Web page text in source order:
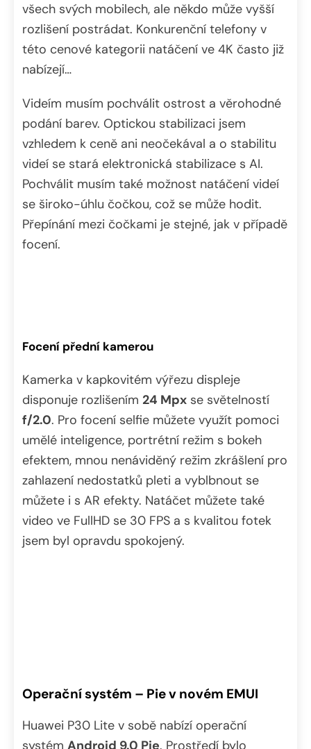
všech svých mobilech, ale někdo může vyšší
rozlišení postrádat. Konkurenční telefony v
této cenové kategorii natáčení ve 4K často již
nabízejí…
Videím musím pochválit ostrost a věrohodné
podání barev. Optickou stabilizaci jsem
vzhledem k ceně ani neočekával a o stabilitu
videí se stará elektronická stabilizace s AI.
Pochválit musím také možnost natáčení videí
se široko-úhlu čočkou, což se může hodit.
Přepínání mezi čočkami je stejné, jak v případě
focení.
Focení přední kamerou
Kamerka v kapkovitém výřezu displeje
disponuje rozlišením 24 Mpx se světelností
f/2.0. Pro focení selfie můžete využít pomoci
umělé inteligence, portrétní režim s bokeh
efektem, mnou nenáviděný režim zkrášlení pro
zahlazení nedostatků pleti a vyblbnout se
můžete i s AR efekty. Natáčet můžete také
video ve FullHD se 30 FPS a s kvalitou fotek
jsem byl opravdu spokojený.
Operační systém – Pie v novém EMUI
Huawei P30 Lite v sobě nabízí operační
systém Android 9.0 Pie. Prostředí bylo